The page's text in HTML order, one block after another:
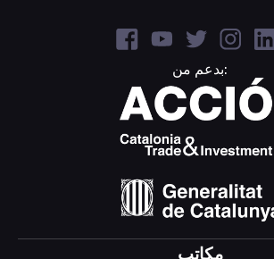
بدعم من:
مكاتب